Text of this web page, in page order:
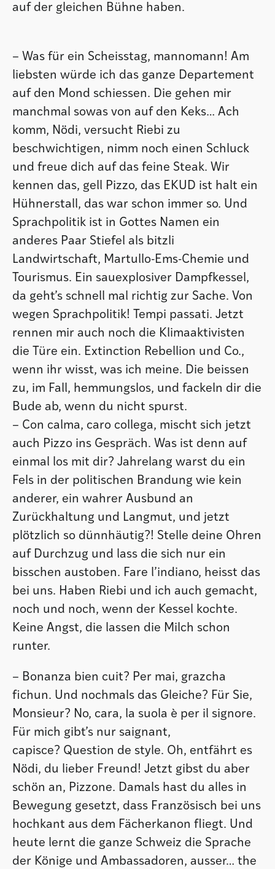
auf der gleichen Bühne haben.
– Was für ein Scheisstag, mannomann! Am
liebsten würde ich das ganze Departement
auf den Mond schiessen. Die gehen mir
manchmal sowas von auf den Keks… Ach
komm, Nödi, versucht Riebi zu
beschwichtigen, nimm noch einen Schluck
und freue dich auf das feine Steak. Wir
kennen das, gell Pizzo, das EKUD ist halt ein
Hühnerstall, das war schon immer so. Und
Sprachpolitik ist in Gottes Namen ein
anderes Paar Stiefel als bitzli
Landwirtschaft, Martullo-Ems-Chemie und
Tourismus. Ein sauexplosiver Dampfkessel,
da geht’s schnell mal richtig zur Sache. Von
wegen Sprachpolitik! Tempi passati. Jetzt
rennen mir auch noch die Klimaaktivisten
die Türe ein. Extinction Rebellion und Co.,
wenn ihr wisst, was ich meine. Die beissen
zu, im Fall, hemmungslos, und fackeln dir die
Bude ab, wenn du nicht spurst.
– Con calma, caro collega, mischt sich jetzt
auch Pizzo ins Gespräch. Was ist denn auf
einmal los mit dir? Jahrelang warst du ein
Fels in der politischen Brandung wie kein
anderer, ein wahrer Ausbund an
Zurückhaltung und Langmut, und jetzt
plötzlich so dünnhäutig?! Stelle deine Ohren
auf Durchzug und lass die sich nur ein
bisschen austoben. Fare l’indiano, heisst das
bei uns. Haben Riebi und ich auch gemacht,
noch und noch, wenn der Kessel kochte.
Keine Angst, die lassen die Milch schon
runter.
– Bonanza bien cuit? Per mai, grazcha
fichun. Und nochmals das Gleiche? Für Sie,
Monsieur? No, cara, la suola è per il signore.
Für mich gibt’s nur saignant,
capisce? Question de style. Oh, entfährt es
Nödi, du lieber Freund! Jetzt gibst du aber
schön an, Pizzone. Damals hast du alles in
Bewegung gesetzt, dass Französisch bei uns
hochkant aus dem Fächerkanon fliegt. Und
heute lernt die ganze Schweiz die Sprache
der Könige und Ambassadoren, ausser… the